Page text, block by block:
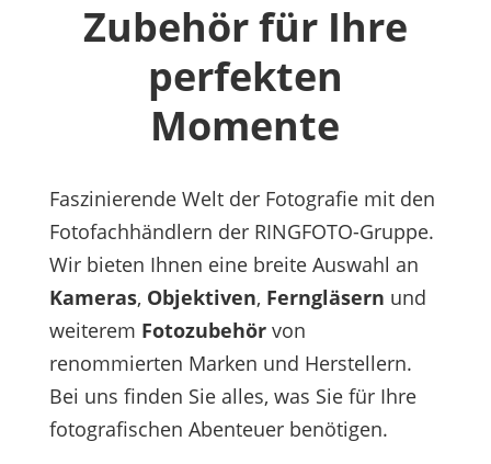
Zubehör für Ihre
perfekten
Momente
Faszinierende Welt der Fotografie mit den
Fotofachhändlern der RINGFOTO-Gruppe.
Wir bieten Ihnen eine breite Auswahl an
Kameras, Objektiven, Ferngläsern und
weiterem Fotozubehörvon
renommierten Marken und Herstellern.
Bei uns finden Sie alles, was Sie für Ihre
fotografischen Abenteuer benötigen.